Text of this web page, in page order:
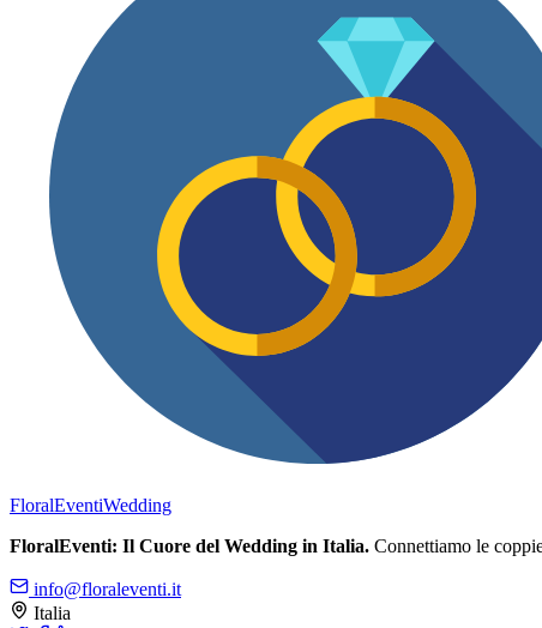
FloralEventiWedding
FloralEventi: Il Cuore del Wedding in Italia. Connettiamo le
info@floraleventi.it
Italia